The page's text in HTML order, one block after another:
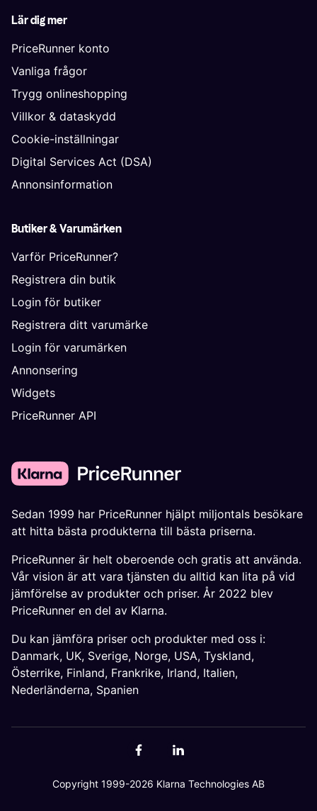
Lär dig mer
PriceRunner konto
Vanliga frågor
Trygg onlineshopping
Villkor & dataskydd
Cookie-inställningar
Digital Services Act (DSA)
Annonsinformation
Butiker & Varumärken
Varför PriceRunner?
Registrera din butik
Login för butiker
Registrera ditt varumärke
Login för varumärken
Annonsering
Widgets
PriceRunner API
Sedan 1999 har PriceRunner hjälpt miljontals besökare
att hitta bästa produkterna till bästa priserna.
PriceRunner är helt oberoende och gratis att använda.
Vår vision är att vara tjänsten du alltid kan lita på vid
jämförelse av produkter och priser. År 2022 blev
PriceRunner en del av Klarna.
Du kan jämföra priser och produkter med oss i:
Danmark, UK, Sverige, Norge, USA, Tyskland,
Österrike, Finland, Frankrike, Irland, Italien,
Nederländerna, Spanien
Copyright 1999-2026 Klarna Technologies AB